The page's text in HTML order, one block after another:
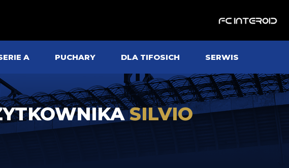
A PUCHARY DLA TIFOSICH SERWIS
SILVIO